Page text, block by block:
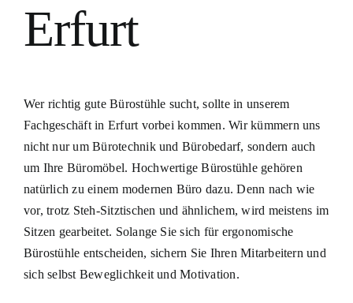
Erfurt
Wer richtig gute Bürostühle sucht, sollte in unserem
Fachgeschäft in Erfurt vorbei kommen. Wir kümmern uns
nicht nur um Bürotechnik und Bürobedarf, sondern auch
um Ihre Büromöbel. Hochwertige Bürostühle gehören
natürlich zu einem modernen Büro dazu. Denn nach wie
vor, trotz Steh-Sitztischen und ähnlichem, wird meistens im
Sitzen gearbeitet. Solange Sie sich für ergonomische
Bürostühle entscheiden, sichern Sie Ihren Mitarbeitern und
sich selbst Beweglichkeit und Motivation.